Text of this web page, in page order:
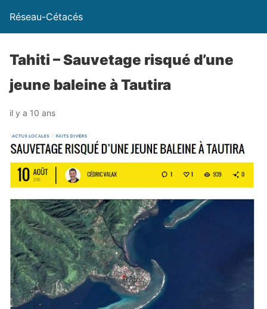
Réseau-Cétacés
Tahiti – Sauvetage risqué d’une
jeune baleine à Tautira
il y a 10 ans